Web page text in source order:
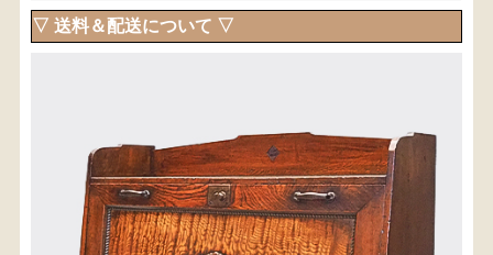
▽ 送料＆配送について ▽
・商品代金に送料は含まれておりません。
・送料は、商品のサイズ・発送先地域によって異なり
ます。
・ご購入手続きを進める途中で「宅急便」を選択いた
だくと、自動的に送料が加算されます。
・配送についての詳細は、こちら→